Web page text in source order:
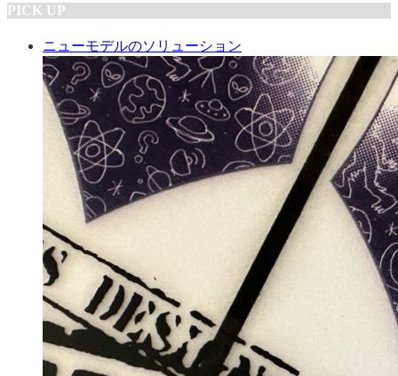
PICK UP
ニューモデルのソリューション